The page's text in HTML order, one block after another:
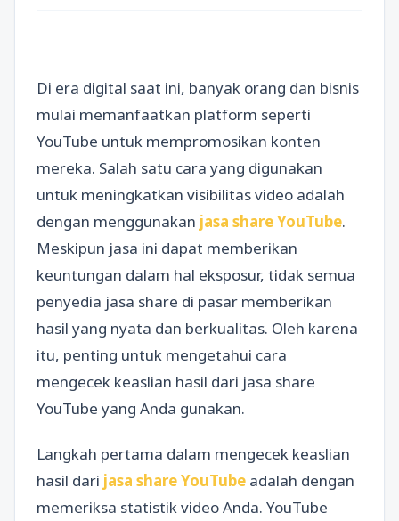
Di era digital saat ini, banyak orang dan bisnis
mulai memanfaatkan platform seperti
YouTube untuk mempromosikan konten
mereka. Salah satu cara yang digunakan
untuk meningkatkan visibilitas video adalah
dengan menggunakan jasa share YouTube.
Meskipun jasa ini dapat memberikan
keuntungan dalam hal eksposur, tidak semua
penyedia jasa share di pasar memberikan
hasil yang nyata dan berkualitas. Oleh karena
itu, penting untuk mengetahui cara
mengecek keaslian hasil dari jasa share
YouTube yang Anda gunakan.
Langkah pertama dalam mengecek keaslian
hasil dari jasa share YouTube adalah dengan
memeriksa statistik video Anda. YouTube